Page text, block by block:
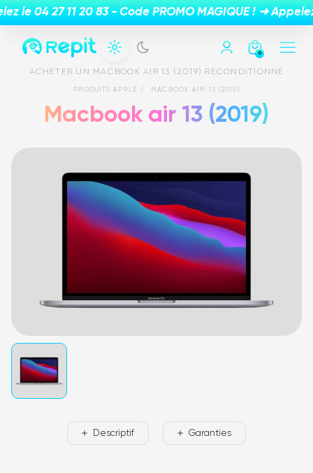
0
ACHETER UN MACBOOK AIR 13 (2019) RECONDITIONNÉ
PRODUITS APPLE MACBOOK AIR 13 (2019)
Macbook air 13 (2019)
Descriptif Garanties